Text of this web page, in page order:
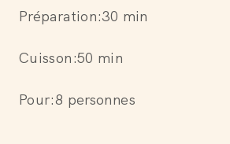
Préparation:30 min
Cuisson:50 min
Pour:8 personnes